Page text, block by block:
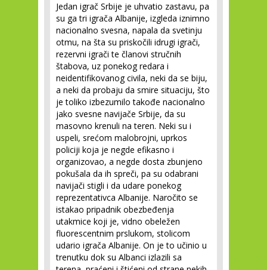
Jedan igrač Srbije je uhvatio zastavu, pa
su ga tri igrača Albanije, izgleda iznimno
nacionalno svesna, napala da svetinju
otmu, na šta su priskočili idrugi igrači,
rezervni igrači te članovi stručnih
štabova, uz ponekog redara i
neidentifikovanog civila, neki da se biju,
a neki da probaju da smire situaciju, što
je toliko izbezumilo takođe nacionalno
jako svesne navijače Srbije, da su
masovno krenuli na teren. Neki su i
uspeli, srećom malobrojni, uprkos
policiji koja je negde efikasno i
organizovao, a negde dosta zbunjeno
pokušala da ih spreči, pa su odabrani
navijači stigli i da udare ponekog
reprezentativca Albanije. Naročito se
istakao pripadnik obezbeđenja
utakmice koji je, vidno obeležen
fluorescentnim prslukom, stolicom
udario igrača Albanije. On je to učinio u
trenutku dok su Albanci izlazili sa